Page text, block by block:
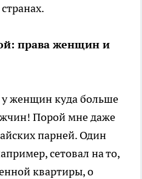
права женщин и
у женщин куда больше
Порой мне даже
парней. Один
сетовал на то,
квартиры, о